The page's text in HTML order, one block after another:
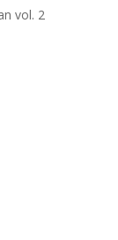
vol. 2